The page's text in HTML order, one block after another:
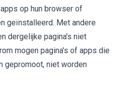
op hun browser of
geïnstalleerd. Met andere
dergelijke pagina's niet
mogen pagina's of apps die
gepromoot, niet worden